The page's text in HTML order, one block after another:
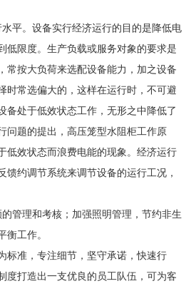
平。设备实行经济运行的目的是降低电
低限度。生产负载或服务对象的要求是
常按大负荷来选配设备能力，加之设备
时常选偏大的，这样在运行时，不可避
备处于低效状态工作，无形之中降低了
问题的提出，高压笼型水阻柜工作原
低效状态而浪费电能的现象。经济运行
馈约调节系统来调节设备的运行工况，
管理和考核；加强照明管理，节约非生
衡工作。
标准，专注细节，坚守承诺，快速行
度打造出一支优良的员工队伍，可为客